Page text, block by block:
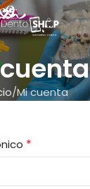
Mi cuenta
*